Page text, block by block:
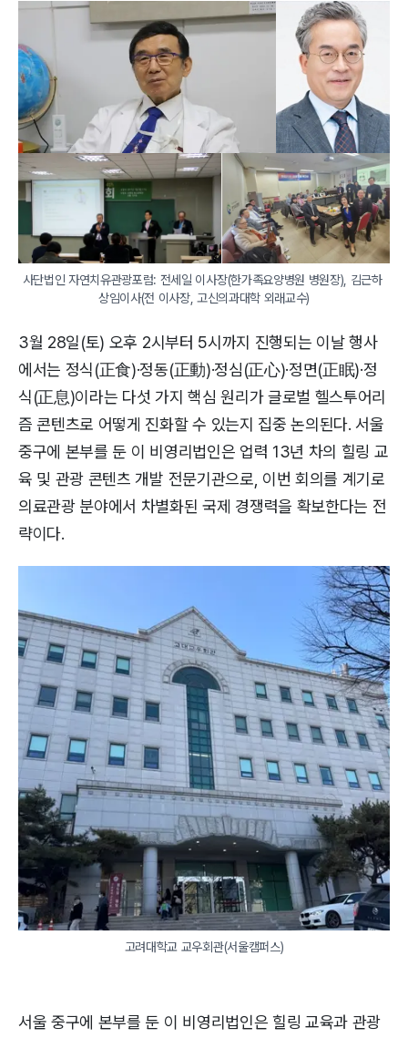
사단법인 자연치유관광포럼: 전세일 이사장(한가족요양병원 병원장), 김근하
상임이사(전 이사장, 고신의과대학 외래교수)
3월 28일(토) 오후 2시부터 5시까지 진행되는 이날 행사
에서는 정식(正食)·정동(正動)·정심(正心)·정면(正眠)·정
식(正息)이라는 다섯 가지 핵심 원리가 글로벌 헬스투어리
즘 콘텐츠로 어떻게 진화할 수 있는지 집중 논의된다. 서울
중구에 본부를 둔 이 비영리법인은 업력 13년 차의 힐링 교
육 및 관광 콘텐츠 개발 전문기관으로, 이번 회의를 계기로
의료관광 분야에서 차별화된 국제 경쟁력을 확보한다는 전
략이다.
고려대학교 교우회관(서울캠퍼스)
서울 중구에 본부를 둔 이 비영리법인은 힐링 교육과 관광